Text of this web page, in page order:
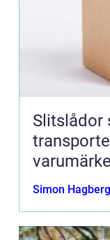
Slitslådor
Simon Hagberg